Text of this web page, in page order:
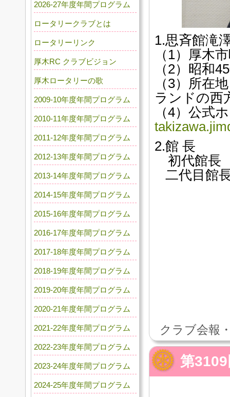
1.思斉館滝
（1）厚木
（2）昭和
（3）所在
ランドの西
（4）公式
2.館 長
初代館長
二代目館
クラブ会報
第
2026-27年度年間プログラム
ロータリークラブとは
ロータリーリンク
厚木RC クラブビジョン
厚木ロータリーの歌
2009-10年度年間プログラム
2010-11年度年間プログラム
2011-12年度年間プログラム
2012-13年度年間プログラム
2013-14年度年間プログラム
2014-15年度年間プログラム
2015-16年度年間プログラム
2016-17年度年間プログラム
2017-18年度年間プログラム
2018-19年度年間プログラム
2019-20年度年間プログラム
2020-21年度年間プログラム
2021-22年度年間プログラム
2022-23年度年間プログラム
2023-24年度年間プログラム
2024-25年度年間プログラム